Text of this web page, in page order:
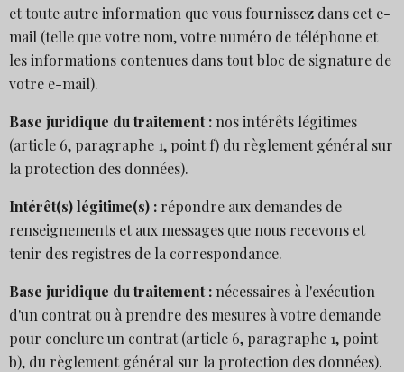
et toute autre information que vous fournissez dans cet e-
mail (telle que votre nom, votre numéro de téléphone et
les informations contenues dans tout bloc de signature de
votre e-mail).
Base juridique du traitement : nos intérêts légitimes
(article 6, paragraphe 1, point f) du règlement général sur
la protection des données).
Intérêt(s) légitime(s) : répondre aux demandes de
renseignements et aux messages que nous recevons et
tenir des registres de la correspondance.
Base juridique du traitement : nécessaires à l'exécution
d'un contrat ou à prendre des mesures à votre demande
pour conclure un contrat (article 6, paragraphe 1, point
b), du règlement général sur la protection des données).